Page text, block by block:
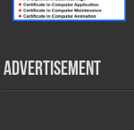
Advertisement